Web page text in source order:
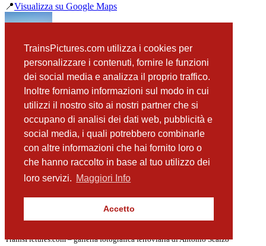
TrainsPictures.com utilizza i cookies per
personalizzare i contenuti, fornire le funzioni
dei social media e analizza il proprio traffico.
Inoltre forniamo informazioni sul modo in cui
utilizzi il nostro sito ai nostri partner che si
occupano di analisi dei dati web, pubblicità e
social media, i quali potrebbero combinarle
con altre informazioni che hai fornito loro o
che hanno raccolto in base al tuo utilizzo dei
loro servizi. Maggiori Info
Accetto
📍Visualizza su Google Maps
precedente
E464 276 Roccalumera drone
successiva
POP 083 e 052 Santa Teresa di Riva
📸 Fotografie scattate nei dintorniVedi tutte ➔
POP 083 e 052 Santa Teresa di Riva
(331 m)
ALe841 treno 11 Sant'Alessio Siculo - Forza d'Agrò
HTR 412 Treno 34 Sant'Alessio Siculo
TrainsPictures.com – galleria fotografica ferroviaria di Antonio Scalzo